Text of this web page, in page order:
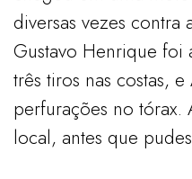
diversas vezes contra
Gustavo Henrique
três tiros nas costas,
perfurações no
local, antes que